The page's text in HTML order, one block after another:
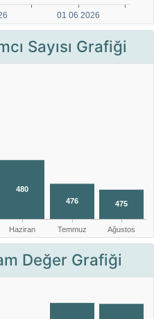
Sayısı Grafiği
Değer Grafiği